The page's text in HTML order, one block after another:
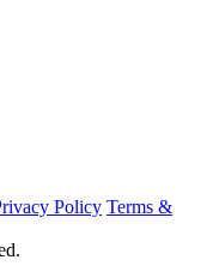
Policy Terms &